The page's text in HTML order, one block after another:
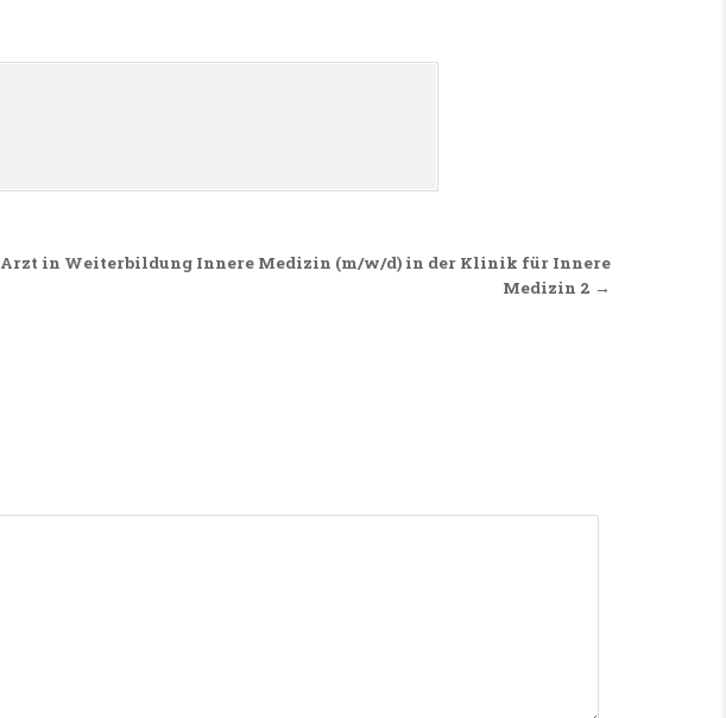
Arzt in Weiterbildung Innere Medizin (m/w/d) in der Klinik für Innere
Medizin 2 →